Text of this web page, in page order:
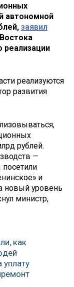
автономной
заявил
реализации
реализуются
развития
рублей.
—
и
новый уровень
министр,
как
уплату